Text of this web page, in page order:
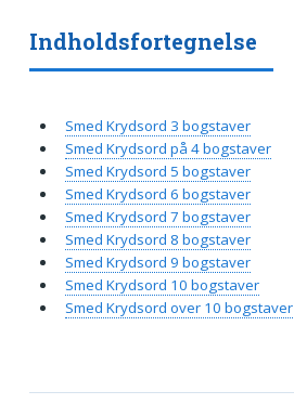
Indholdsfortegnelse
Smed Krydsord 3 bogstaver
Smed Krydsord på 4 bogstaver
Smed Krydsord 5 bogstaver
Smed Krydsord 6 bogstaver
Smed Krydsord 7 bogstaver
Smed Krydsord 8 bogstaver
Smed Krydsord 9 bogstaver
Smed Krydsord 10 bogstaver
Smed Krydsord over 10 bogstaver